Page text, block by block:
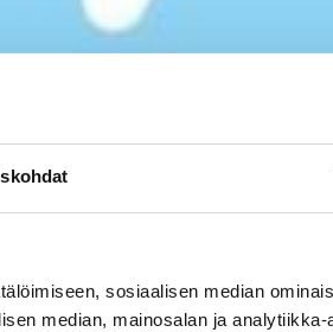
sosiaalisen median
median, mainosalan ja analytiikka-